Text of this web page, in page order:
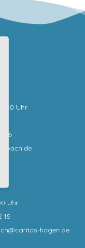
Uhr
16
Uhr
15
hagen.de